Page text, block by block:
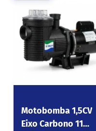
Motobomba 1,5CV
Eixo Carbono 110-